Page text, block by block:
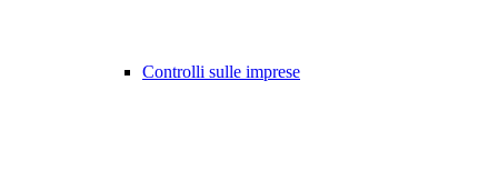
Controlli sulle imprese